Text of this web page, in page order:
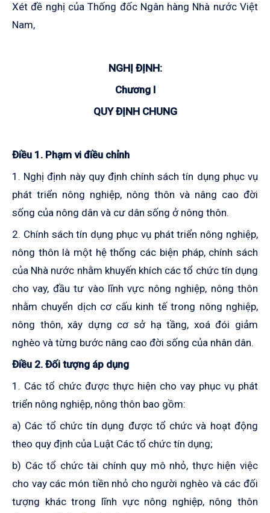
Xét đề nghị của Thống đốc Ngân hàng Nhà nước Việt
Nam,
NGHỊ ĐỊNH:
Chương I
QUY ĐỊNH CHUNG
Điều 1. Phạm vi điều chỉnh
1. Nghị định này quy định chính sách tín dụng phục vụ
phát triển nông nghiệp, nông thôn và nâng cao đời
sống của nông dân và cư dân sống ở nông thôn.
2. Chính sách tín dụng phục vụ phát triển nông nghiệp,
nông thôn là một hệ thống các biện pháp, chính sách
của Nhà nước nhằm khuyến khích các tổ chức tín dụng
cho vay, đầu tư vào lĩnh vực nông nghiệp, nông thôn
nhằm chuyển dịch cơ cấu kinh tế trong nông nghiệp,
nông thôn, xây dựng cơ sở hạ tầng, xoá đói giảm
nghèo và từng bước nâng cao đời sống của nhân dân.
Điều 2. Đối tượng áp dụng
1. Các tổ chức được thực hiện cho vay phục vụ phát
triển nông nghiệp, nông thôn bao gồm:
a) Các tổ chức tín dụng được tổ chức và hoạt động
theo quy định của Luật Các tổ chức tín dụng;
b) Các tổ chức tài chính quy mô nhỏ, thực hiện việc
cho vay các món tiền nhỏ cho người nghèo và các đối
tượng khác trong lĩnh vực nông nghiệp, nông thôn